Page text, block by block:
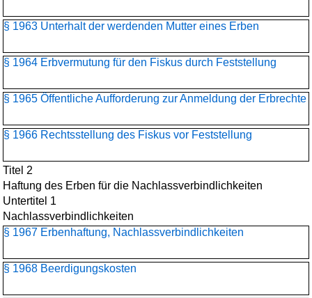
§ 1963 Unterhalt der werdenden Mutter eines Erben
§ 1964 Erbvermutung für den Fiskus durch Feststellung
§ 1965 Öffentliche Aufforderung zur Anmeldung der Erbrechte
§ 1966 Rechtsstellung des Fiskus vor Feststellung
Titel 2
Haftung des Erben für die Nachlassverbindlichkeiten
Untertitel 1
Nachlassverbindlichkeiten
§ 1967 Erbenhaftung, Nachlassverbindlichkeiten
§ 1968 Beerdigungskosten